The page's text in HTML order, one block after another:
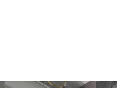
怡然自得的樂齡生